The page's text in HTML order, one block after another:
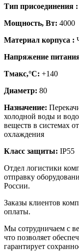
Тип присоединения :
Мощность, Вт: 4000
Материал корпуса :
Напряжение
Тмакс,°C: +140
Диаметр: 80
Назначение:
холодной воды и
веществ в системах
охлаждения
Класс защиты: IP55
Отдел логистики
отправку
России.
Заказы клиентов
оплаты.
Мы сотрудничаем с
что позволяет
гарантирует